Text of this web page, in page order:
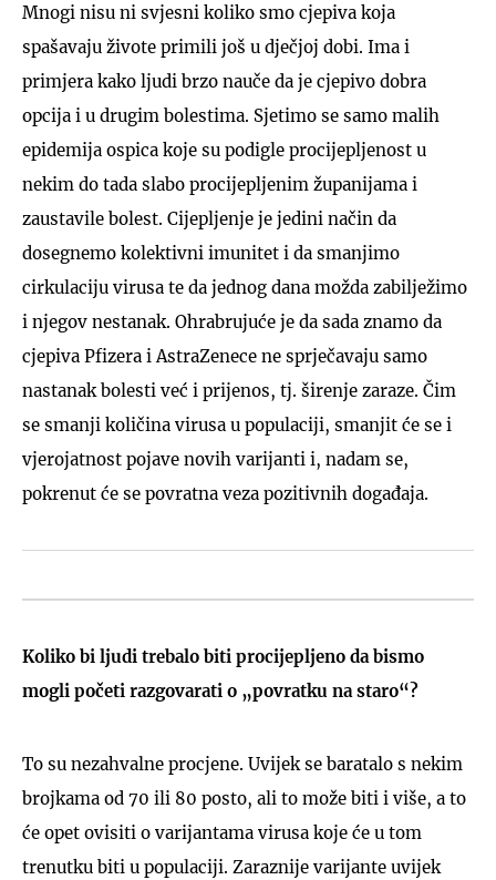
Mnogi nisu ni svjesni koliko smo cjepiva koja
spašavaju živote primili još u dječjoj dobi. Ima i
primjera kako ljudi brzo nauče da je cjepivo dobra
opcija i u drugim bolestima. Sjetimo se samo malih
epidemija ospica koje su podigle procijepljenost u
nekim do tada slabo procijepljenim županijama i
zaustavile bolest. Cijepljenje je jedini način da
dosegnemo kolektivni imunitet i da smanjimo
cirkulaciju virusa te da jednog dana možda zabilježimo
i njegov nestanak. Ohrabrujuće je da sada znamo da
cjepiva Pfizera i AstraZenece ne sprječavaju samo
nastanak bolesti već i prijenos, tj. širenje zaraze. Čim
se smanji količina virusa u populaciji, smanjit će se i
vjerojatnost pojave novih varijanti i, nadam se,
pokrenut će se povratna veza pozitivnih događaja.
Koliko bi ljudi trebalo biti procijepljeno da bismo
mogli početi razgovarati o „povratku na staro“?
To su nezahvalne procjene. Uvijek se baratalo s nekim
brojkama od 70 ili 80 posto, ali to može biti i više, a to
će opet ovisiti o varijantama virusa koje će u tom
trenutku biti u populaciji. Zaraznije varijante uvijek